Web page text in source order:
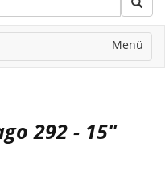
Menü
292 - 15"